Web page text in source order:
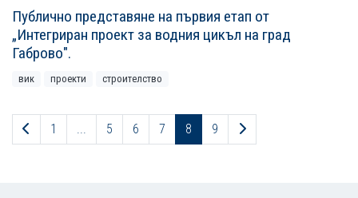
Публично представяне на първия етап от
„Интегриран проект за водния цикъл на град
Габрово".
вик проекти строителство
Предходна страница
1 5 6 7 8 9 Следваща страница